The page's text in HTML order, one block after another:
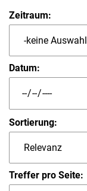
Zeitraum:
Datum:
Sortierung:
Treffer pro Seite: